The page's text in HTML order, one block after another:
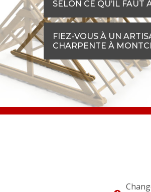
SELON CE QU’IL FAUT
FIEZ-VOUS À UN
CHARPENTE À